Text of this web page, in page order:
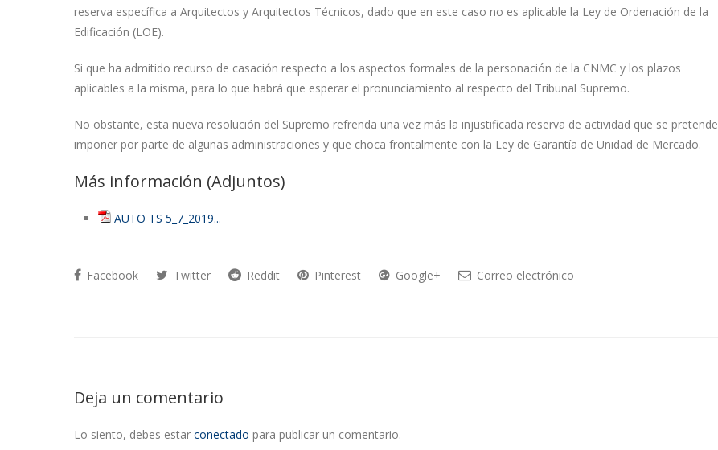
reserva específica a Arquitectos y Arquitectos Técnicos, dado que en este caso no es aplicable la Ley de Ordenación de la
Edificación (LOE).
Si que ha admitido recurso de casación respecto a los aspectos formales de la personación de la CNMC y los plazos
aplicables a la misma, para lo que habrá que esperar el pronunciamiento al respecto del Tribunal Supremo.
No obstante, esta nueva resolución del Supremo refrenda una vez más la injustificada reserva de actividad que se pretende
imponer por parte de algunas administraciones y que choca frontalmente con la Ley de Garantía de Unidad de Mercado.
Más información (Adjuntos)
AUTO TS 5_7_2019...
Facebook Twitter Reddit Pinterest Google+ Correo electrónico
Deja un comentario
Lo siento, debes estar conectado para publicar un comentario.